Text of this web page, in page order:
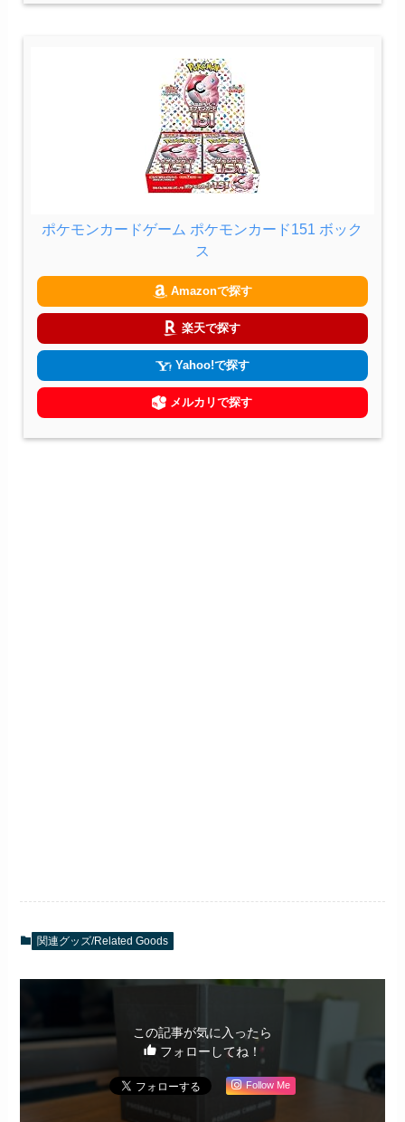
ポケモンカードゲーム ポケモンカード151 ボック
ス
Amazonで探す
楽天で探す
Yahoo!で探す
メルカリで探す
関連グッズ/Related Goods
この記事が気に入ったら
フォローしてね！
Follow Me